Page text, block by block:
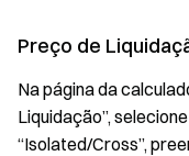
Preço de
Na página da
Liquidação”,
“Isolated/Cross”,